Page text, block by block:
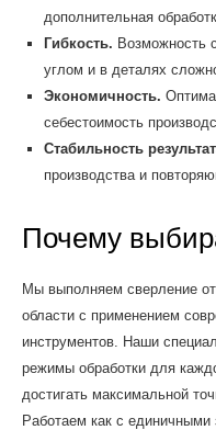
дополнительная
Гибкость. Возможность
углом и в деталях
Экономичность.
себестоимость
Стабильность
производства и
Почему
Мы выполняем сверление
области с применением
инструментов. Наши
режимы обработки для
достигать максимальной
Работаем как с единичными